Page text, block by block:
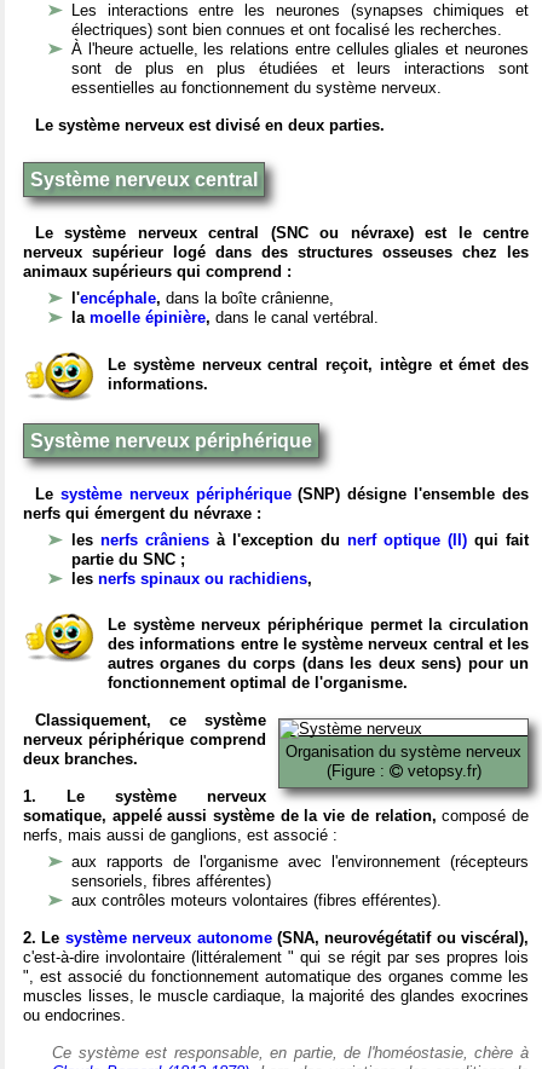
Les interactions entre les neurones (synapses chimiques et
électriques) sont bien connues et ont focalisé les recherches.
À l'heure actuelle, les relations entre cellules gliales et neurones
sont de plus en plus étudiées et leurs interactions sont
essentielles au fonctionnement du système nerveux.
Le système nerveux est divisé en deux parties.
Système nerveux central
Le système nerveux central (SNC ou névraxe) est le centre
nerveux supérieur logé dans des structures osseuses chez les
animaux supérieurs qui comprend :
l'encéphale, dans la boîte crânienne,
la moelle épinière, dans le canal vertébral.
Le système nerveux central reçoit, intègre et émet des
informations.
Système nerveux périphérique
Le système nerveux périphérique(SNP) désigne l'ensemble des
nerfs qui émergent du névraxe :
les nerfs crâniens à l'exception du nerf optique (II) qui fait
partie du SNC ;
les nerfs spinaux ou rachidiens,
Le système nerveux périphérique permet la circulation
des informations entre le système nerveux central et les
autres organes du corps (dans les deux sens) pour un
fonctionnement optimal de l'organisme.
Organisation du système nerveux
(Figure :
vetopsy.fr)
Classiquement, ce système
nerveux périphérique comprend
deux branches.
1. Le système nerveux
somatique, appelé aussi système de la vie de relation, composé de
nerfs, mais aussi de ganglions, est associé :
aux rapports de l'organisme avec l'environnement (récepteurs
sensoriels, fibres afférentes)
aux contrôles moteurs volontaires (fibres efférentes).
2. Le système nerveux autonome(SNA, neurovégétatif ou viscéral),
c'est-à-dire involontaire (littéralement " qui se régit par ses propres lois
", est associé du fonctionnement automatique des organes comme les
muscles lisses, le muscle cardiaque, la majorité des glandes exocrines
ou endocrines.
Ce système est responsable, en partie, de l'homéostasie, chère à